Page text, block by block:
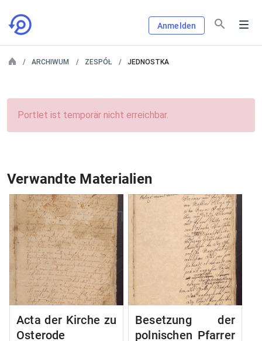
Anmelden
ARCHIWUM ZESPÓŁ JEDNOSTKA
Portlet ist temporär nicht erreichbar.
Verwandte Materialien
Acta der Kirche zu
Osterode
Besetzung der
polnischen Pfarrer